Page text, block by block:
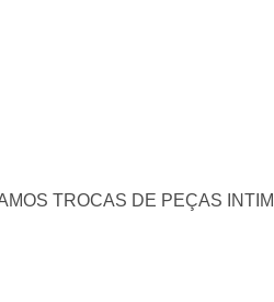
TROCAS DE PEÇAS